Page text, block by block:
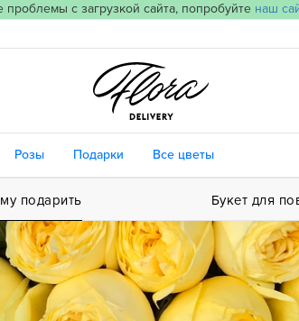
с загрузкой сайта, попробуйте наш
Розы Подарки Все цветы
подарить Букет для